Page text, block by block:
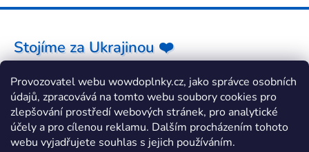
Provozovatel webu wowdoplnky.cz, jako správce osobních
údajů, zpracovává na tomto webu soubory cookies pro
zlepšování prostředí webových stránek, pro analytické
účely a pro cílenou reklamu. Dalším procházením tohoto
webu vyjadřujete souhlas s jejich používáním.
Stojíme za Ukrajinou ❤️
Jak a čím pomoci »